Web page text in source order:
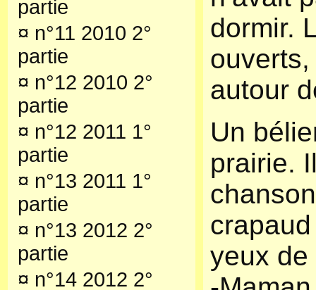
partie
¤ n°11 2010 2°
partie
¤ n°12 2010 2°
partie
¤ n°12 2011 1°
partie
¤ n°13 2011 1°
partie
¤ n°13 2012 2°
partie
¤ n°14 2012 2°
dormir.
autour
Un
prairie.
yeux de